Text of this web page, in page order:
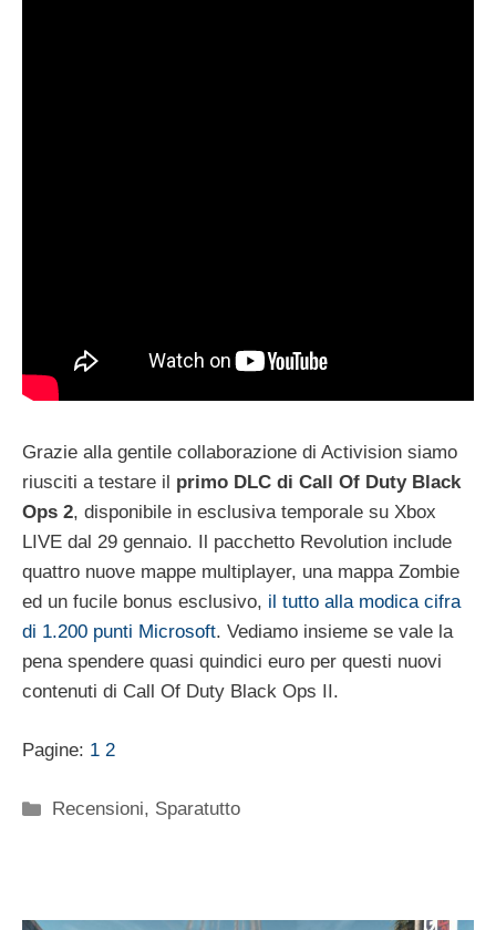
Grazie alla gentile collaborazione di Activision siamo
riusciti a testare il primo DLC di Call Of Duty Black
Ops 2, disponibile in esclusiva temporale su Xbox
LIVE dal 29 gennaio. Il pacchetto Revolution include
quattro nuove mappe multiplayer, una mappa Zombie
ed un fucile bonus esclusivo, il tutto alla modica cifra
di 1.200 punti Microsoft. Vediamo insieme se vale la
pena spendere quasi quindici euro per questi nuovi
contenuti di Call Of Duty Black Ops II.
Pagine: 1 2
Categorie
Recensioni, Sparatutto